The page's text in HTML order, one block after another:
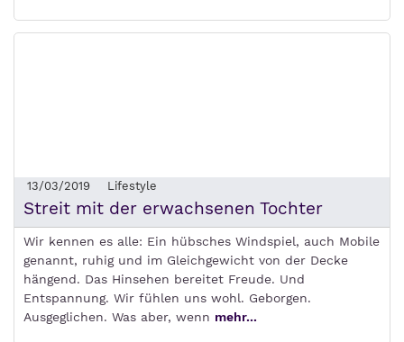
13/03/2019 Lifestyle
Streit mit der erwachsenen Tochter
Wir kennen es alle: Ein hübsches Windspiel, auch Mobile
genannt, ruhig und im Gleichgewicht von der Decke
hängend. Das Hinsehen bereitet Freude. Und
Entspannung. Wir fühlen uns wohl. Geborgen.
Ausgeglichen. Was aber, wenn mehr...